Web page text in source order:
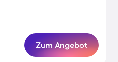
Zum Angebot